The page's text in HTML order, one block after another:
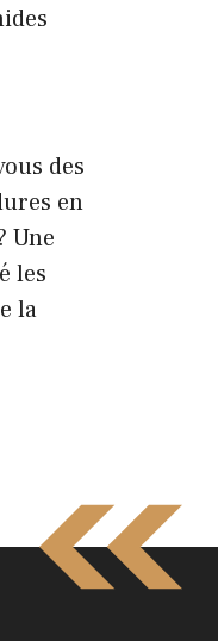
des
en
Une
les
la